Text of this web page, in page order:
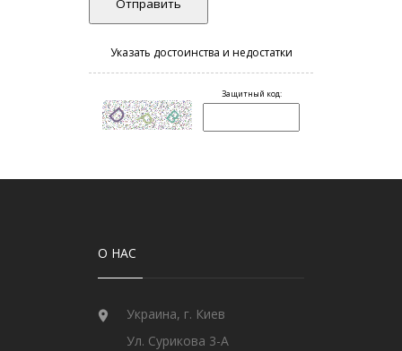
О НАС
Украина, г. Киев
Ул. Сурикова 3-А